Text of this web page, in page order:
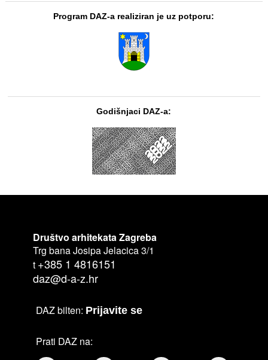
Program DAZ-a realiziran je uz potporu:
Godišnjaci DAZ-a:
Društvo arhitekata Zagreba
Trg bana Josipa Jelacica 3/1
t +385 1 4816151
daz@d-a-z.hr
DAZ bilten: Prijavite se
Prati DAZ na: